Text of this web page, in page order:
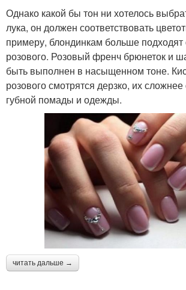
Однако какой бы тон ни хотелось
лука, он должен соответствовать
примеру, блондинкам больше подходят
розового. Розовый френч брюнеток и
быть выполнен в насыщенном тоне.
розового смотрятся дерзко, их сложнее
губной помады и одежды.
читать дальше →